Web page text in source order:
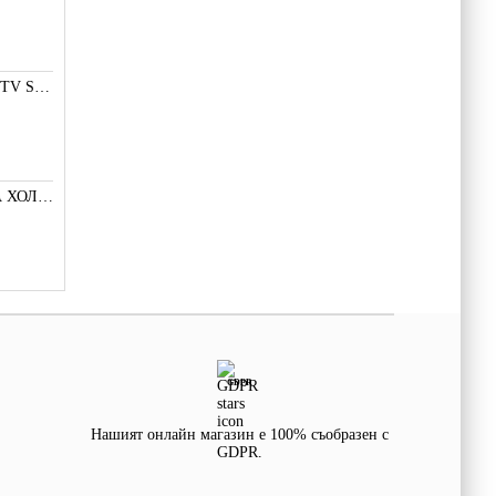
LED ПОДСВЕТКА TV SMD СВЕТОДИОД 2835 2W 3V МАЛКА+
A3144 ДАТЧИК НА ХОЛ С 3 ИЗВОДА
GDPR
Нашият онлайн магазин е 100% съобразен с
GDPR.